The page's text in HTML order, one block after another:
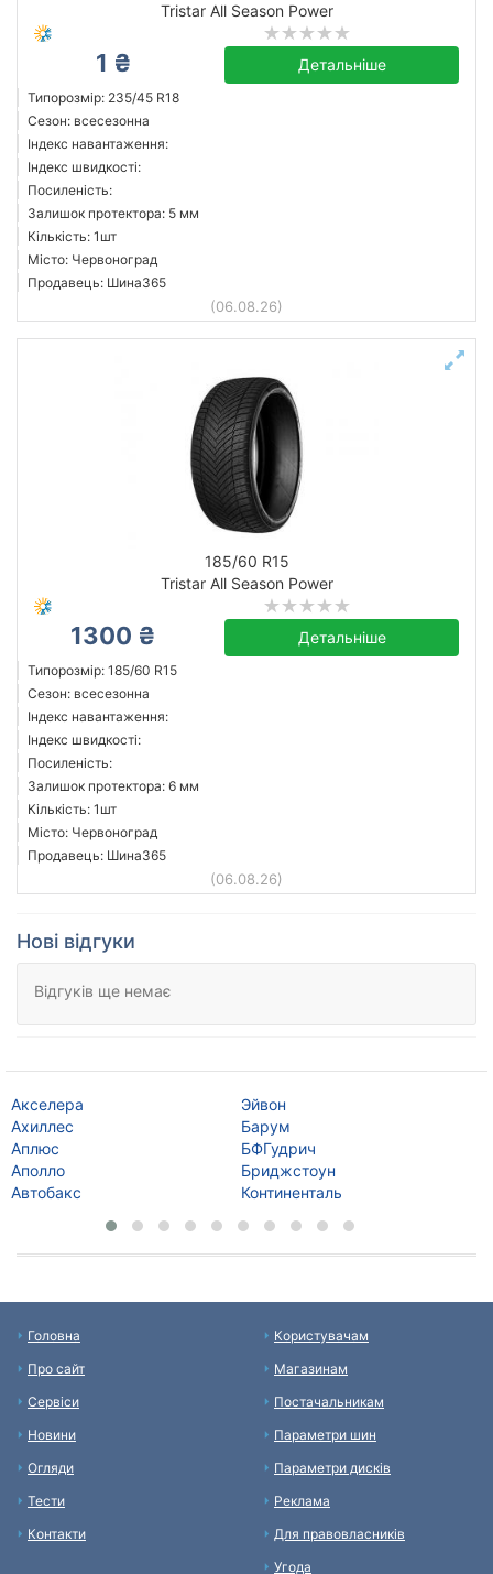
Tristar All Season Power
1 ₴ Детальніше
Типорозмір: 235/45 R18
Сезон: всесезонна
Індекс навантаження:
Індекс швидкості:
Посиленість:
Залишок протектора: 5 мм
Кількість: 1шт
Місто: Червоноград
Продавець: Шина365
(06.08.26)
185/60 R15
Tristar All Season Power
1300 ₴ Детальніше
Типорозмір: 185/60 R15
Сезон: всесезонна
Індекс навантаження:
Індекс швидкості:
Посиленість:
Залишок протектора: 6 мм
Кількість: 1шт
Місто: Червоноград
Продавець: Шина365
(06.08.26)
Нові відгуки
Відгуків ще немає
Акселера
Ахиллес
Аплюс
Аполло
Автобакс
Эйвон
Барум
БФГудрич
Бриджстоун
Континенталь
Головна
Про сайт
Сервіси
Новини
Огляди
Тести
Контакти
Користувачам
Магазинам
Постачальникам
Параметри шин
Параметри дисків
Реклама
Для правовласників
Угода